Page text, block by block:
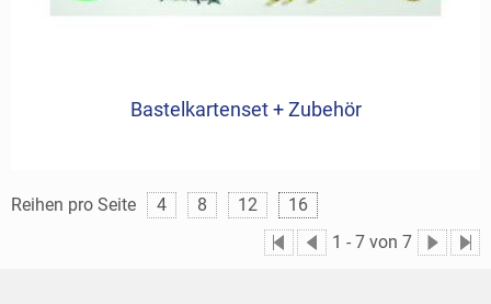
Bastelkartenset + Zubehör
Reihen pro Seite 4 8 12
16
1 - 7 von 7